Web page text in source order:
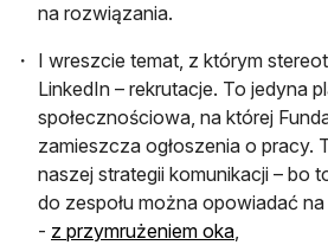
na rozwiązania.
I wreszcie temat, z którym
LinkedIn – rekrutacje. To jedyna
społecznościowa, na której
zamieszcza ogłoszenia o pracy.
naszej strategii komunikacji – bo
do zespołu można opowiadać
- z przymrużeniem okaotwiera się
,